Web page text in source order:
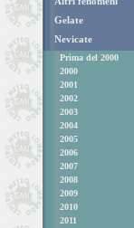
Gelate
Nevicate
Prima del 2000
2000
2001
2002
2003
2004
2005
2006
2007
2008
2009
2010
2011